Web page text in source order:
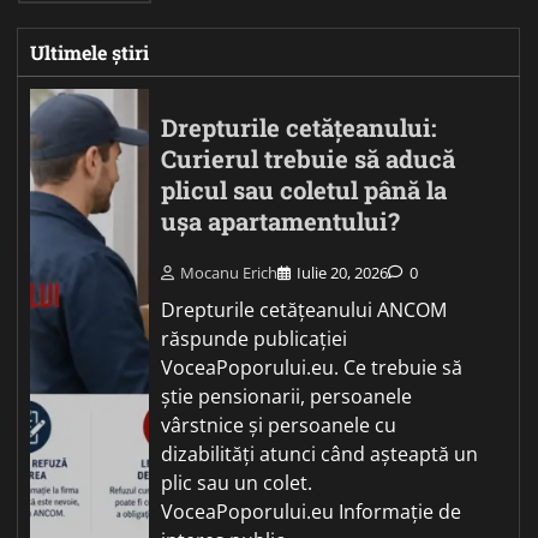
Ultimele știri
Drepturile cetățeanului:
Curierul trebuie să aducă
plicul sau coletul până la
ușa apartamentului?
Mocanu Erich Iulie 20, 2026 0
Drepturile cetățeanului ANCOM
răspunde publicației
VoceaPoporului.eu. Ce trebuie să
știe pensionarii, persoanele
vârstnice și persoanele cu
dizabilități atunci când așteaptă un
plic sau un colet.
VoceaPoporului.eu Informație de